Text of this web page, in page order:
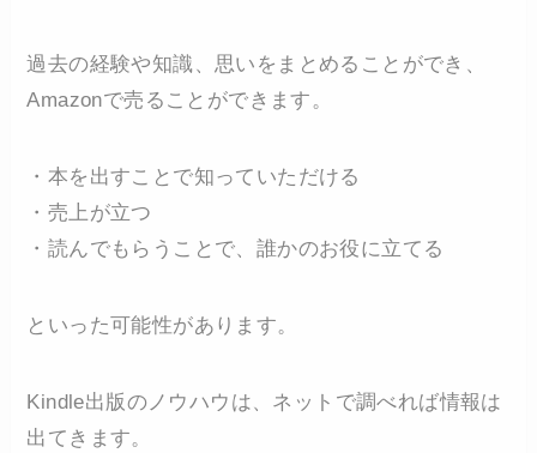
過去の経験や知識、思いをまとめることができ、
Amazonで売ることができます。
・本を出すことで知っていただける
・売上が立つ
・読んでもらうことで、誰かのお役に立てる
といった可能性があります。
Kindle出版のノウハウは、ネットで調べれば情報は
出てきます。